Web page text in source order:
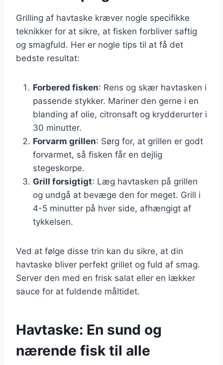
Grilling af havtaske kræver nogle specifikke
teknikker for at sikre, at fisken forbliver saftig
og smagfuld. Her er nogle tips til at få det
bedste resultat:
Forbered fisken: Rens og skær havtasken i
passende stykker. Mariner den gerne i en
blanding af olie, citronsaft og krydderurter i
30 minutter.
Forvarm grillen: Sørg for, at grillen er godt
forvarmet, så fisken får en dejlig
stegeskorpe.
Grill forsigtigt: Læg havtasken på grillen
og undgå at bevæge den for meget. Grill i
4-5 minutter på hver side, afhængigt af
tykkelsen.
Ved at følge disse trin kan du sikre, at din
havtaske bliver perfekt grillet og fuld af smag.
Server den med en frisk salat eller en lækker
sauce for at fuldende måltidet.
Havtaske: En sund og
nærende fisk til alle